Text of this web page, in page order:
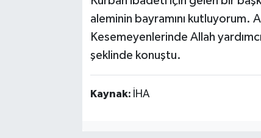
aleminin bayramını kutluyorum.
Kesemeyenlerinde Allah
şeklinde konuştu.
Kaynak: İHA